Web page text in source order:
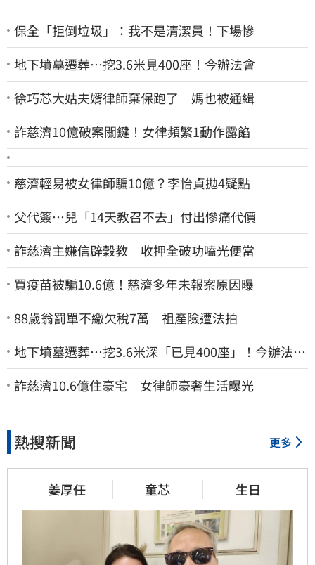
保全「拒倒垃圾」：我不是清潔員！下場慘
地下墳墓遷葬…挖3.6米見400座！今辦法會
徐巧芯大姑夫婿律師棄保跑了 媽也被通緝
詐慈濟10億破案關鍵！女律頻繁1動作露餡
慈濟輕易被女律師騙10億？李怡貞拋4疑點
父代簽…兒「14天教召不去」付出慘痛代價
詐慈濟主嫌信辟穀教 收押全破功嗑光便當
買疫苗被騙10.6億！慈濟多年未報案原因曝
88歲翁罰單不繳欠稅7萬 祖產險遭法拍
地下墳墓遷葬…挖3.6米深「已見400座」！今辦法會
安撫祖先
詐慈濟10.6億住豪宅 女律師豪奢生活曝光
熱搜新聞 更多
姜厚任 童芯 生日